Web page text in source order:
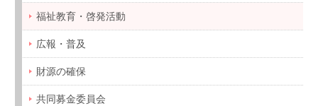
福祉教育・啓発活動
広報・普及
財源の確保
共同募金委員会